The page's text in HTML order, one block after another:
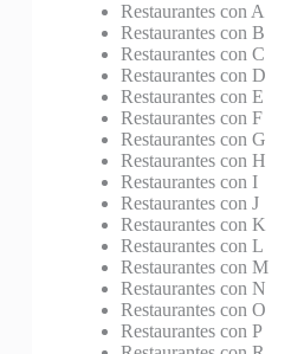
Restaurantes con A
Restaurantes con B
Restaurantes con C
Restaurantes con D
Restaurantes con E
Restaurantes con F
Restaurantes con G
Restaurantes con H
Restaurantes con I
Restaurantes con J
Restaurantes con K
Restaurantes con L
Restaurantes con M
Restaurantes con N
Restaurantes con O
Restaurantes con P